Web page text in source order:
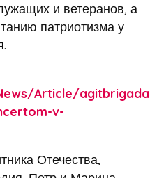
и ветеранов, а
патриотизма у
Article/
v-
Отечества,